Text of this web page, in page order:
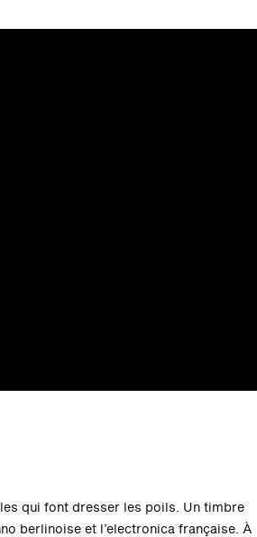
qui font dresser les poils. Un timbre
berlinoise et l’electronica française. À